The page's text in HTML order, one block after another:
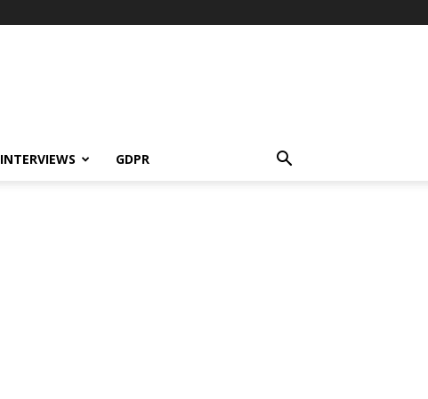
INTERVIEWS GDPR